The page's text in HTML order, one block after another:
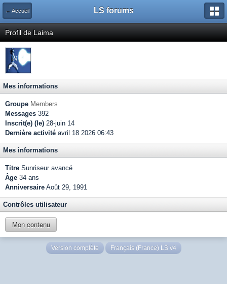
← Accueil LS forums
Profil de Laima
Mes informations
Groupe Members
Messages 392
Inscrit(e) (le) 28-juin 14
Dernière activité avril 18 2026 06:43
Mes informations
Titre Sunriseur avancé
Âge 34 ans
Anniversaire Août 29, 1991
Contrôles utilisateur
Mon contenu
Version complète Français (France) LS v4